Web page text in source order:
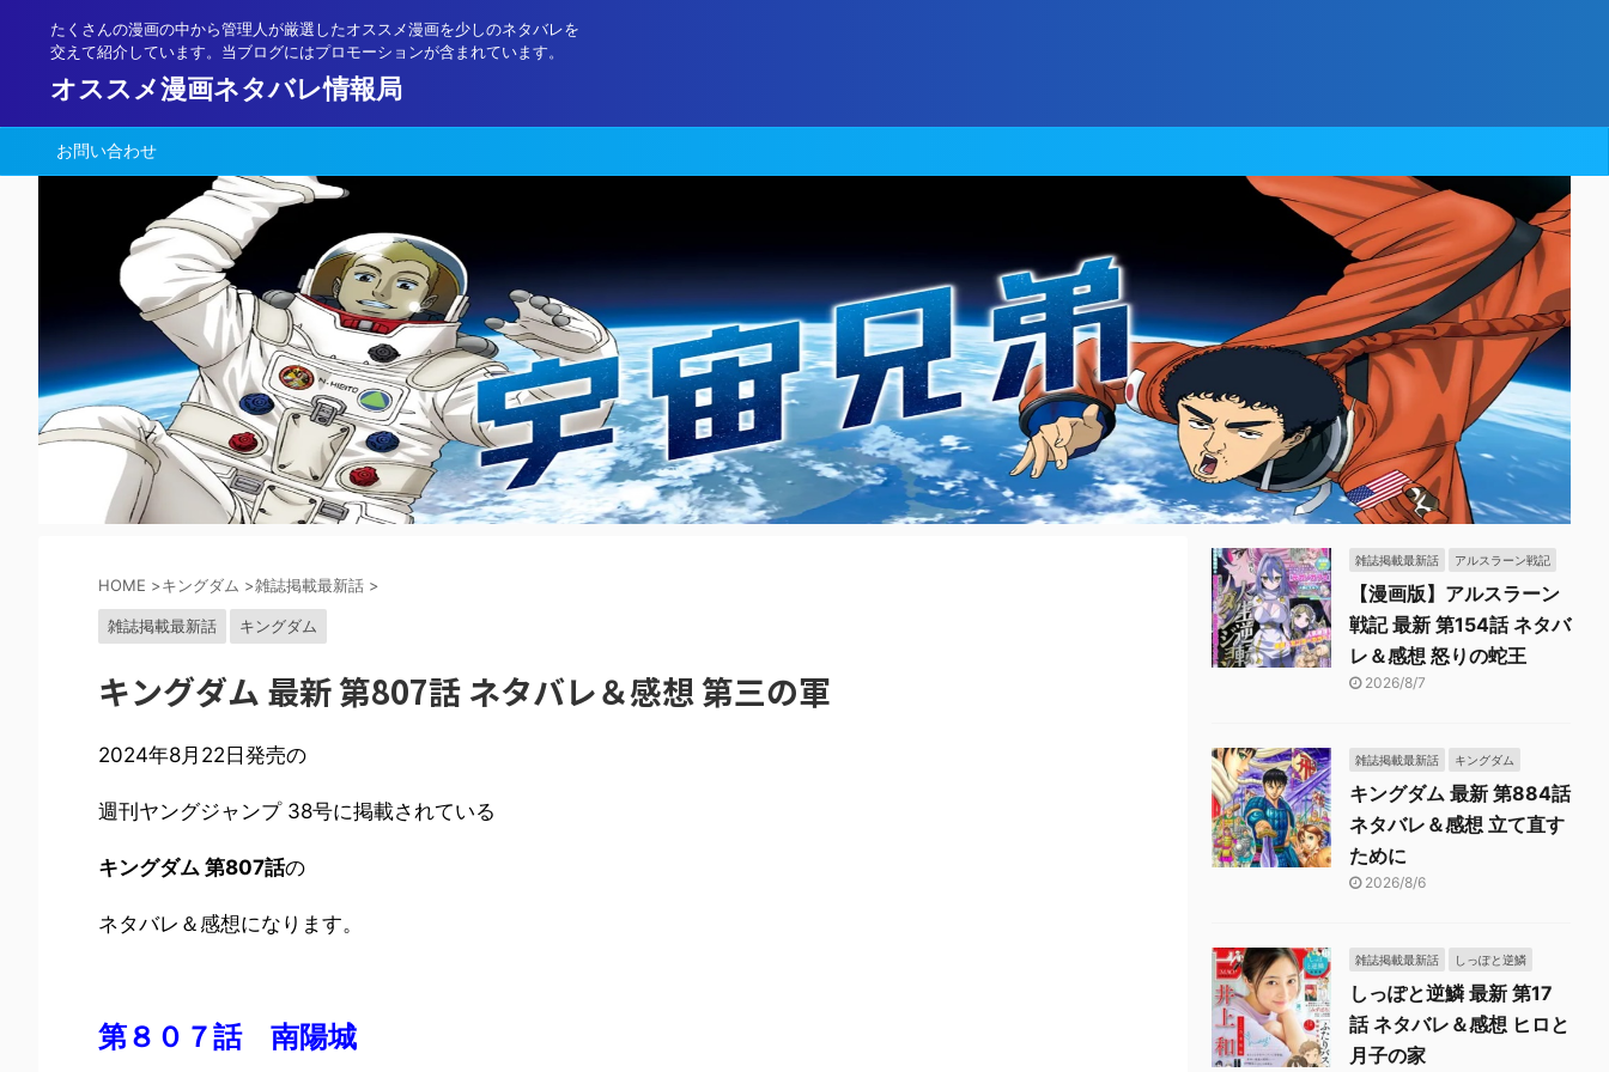
たくさんの漫画の中から管理人が厳選したオススメ漫画を少しのネタバレを
交えて紹介しています。当ブログにはプロモーションが含まれています。
オススメ漫画ネタバレ情報局
お問い合わせ
HOME >キングダム >雑誌掲載最新話 >
雑誌掲載最新話 キングダム
キングダム 最新 第807話 ネタバレ＆感想 第三の軍
2024年8月22日発売の
週刊ヤングジャンプ 38号に掲載されている
キングダム 第807話の
ネタバレ＆感想になります。
第８０７話 南陽城
雑誌掲載最新話 アルスラーン戦記
【漫画版】アルスラーン
戦記 最新 第154話 ネタバ
レ＆感想 怒りの蛇王
2026/8/7
雑誌掲載最新話 キングダム
キングダム 最新 第884話
ネタバレ＆感想 立て直す
ために
2026/8/6
雑誌掲載最新話 しっぽと逆鱗
しっぽと逆鱗 最新 第17
話 ネタバレ＆感想 ヒロと
月子の家